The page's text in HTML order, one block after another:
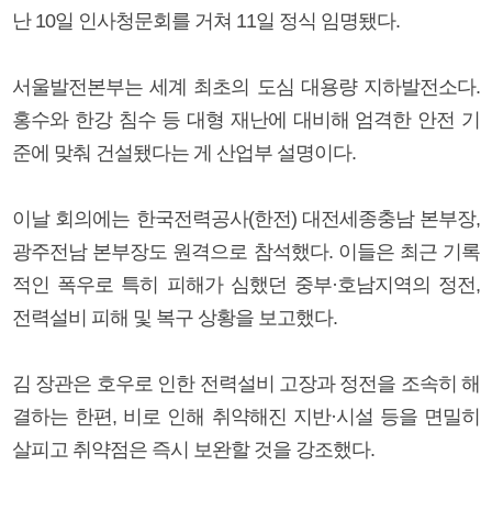
난 10일 인사청문회를 거쳐 11일 정식 임명됐다.
서울발전본부는 세계 최초의 도심 대용량 지하발전소다.
홍수와 한강 침수 등 대형 재난에 대비해 엄격한 안전 기
준에 맞춰 건설됐다는 게 산업부 설명이다.
이날 회의에는 한국전력공사(한전) 대전세종충남 본부장,
광주전남 본부장도 원격으로 참석했다. 이들은 최근 기록
적인 폭우로 특히 피해가 심했던 중부·호남지역의 정전,
전력설비 피해 및 복구 상황을 보고했다.
김 장관은 호우로 인한 전력설비 고장과 정전을 조속히 해
결하는 한편, 비로 인해 취약해진 지반·시설 등을 면밀히
살피고 취약점은 즉시 보완할 것을 강조했다.